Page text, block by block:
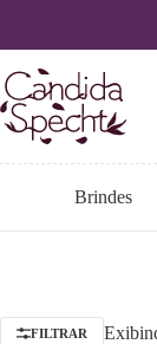
o
conteúdo
Brindes
FILTRAR